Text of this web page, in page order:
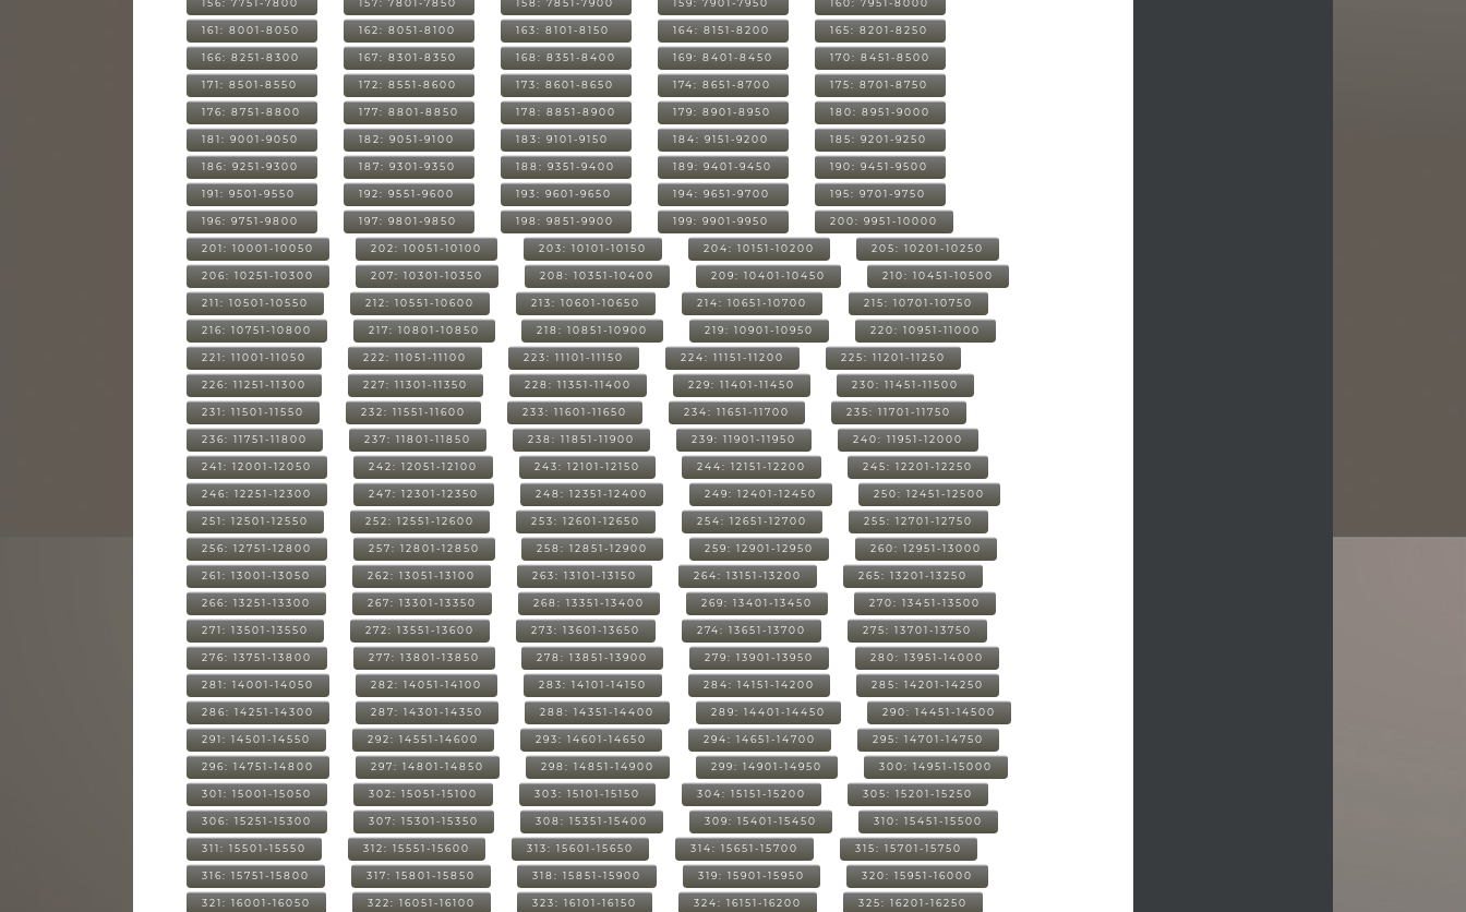
156: 7751-7800 157: 7801-7850 158: 7851-7900 159: 7901-7950 160: 7951-8000
161: 8001-8050 162: 8051-8100 163: 8101-8150 164: 8151-8200 165: 8201-8250
166: 8251-8300 167: 8301-8350 168: 8351-8400 169: 8401-8450 170: 8451-8500
171: 8501-8550 172: 8551-8600 173: 8601-8650 174: 8651-8700 175: 8701-8750
176: 8751-8800 177: 8801-8850 178: 8851-8900 179: 8901-8950 180: 8951-9000
181: 9001-9050 182: 9051-9100 183: 9101-9150 184: 9151-9200 185: 9201-9250
186: 9251-9300 187: 9301-9350 188: 9351-9400 189: 9401-9450 190: 9451-9500
191: 9501-9550 192: 9551-9600 193: 9601-9650 194: 9651-9700 195: 9701-9750
196: 9751-9800 197: 9801-9850 198: 9851-9900 199: 9901-9950 200: 9951-10000
201: 10001-10050 202: 10051-10100 203: 10101-10150 204: 10151-10200 205: 10201-10250
206: 10251-10300 207: 10301-10350 208: 10351-10400 209: 10401-10450 210: 10451-10500
211: 10501-10550 212: 10551-10600 213: 10601-10650 214: 10651-10700 215: 10701-10750
216: 10751-10800 217: 10801-10850 218: 10851-10900 219: 10901-10950 220: 10951-11000
221: 11001-11050 222: 11051-11100 223: 11101-11150 224: 11151-11200 225: 11201-11250
226: 11251-11300 227: 11301-11350 228: 11351-11400 229: 11401-11450 230: 11451-11500
231: 11501-11550 232: 11551-11600 233: 11601-11650 234: 11651-11700 235: 11701-11750
236: 11751-11800 237: 11801-11850 238: 11851-11900 239: 11901-11950 240: 11951-12000
241: 12001-12050 242: 12051-12100 243: 12101-12150 244: 12151-12200 245: 12201-12250
246: 12251-12300 247: 12301-12350 248: 12351-12400 249: 12401-12450 250: 12451-12500
251: 12501-12550 252: 12551-12600 253: 12601-12650 254: 12651-12700 255: 12701-12750
256: 12751-12800 257: 12801-12850 258: 12851-12900 259: 12901-12950 260: 12951-13000
261: 13001-13050 262: 13051-13100 263: 13101-13150 264: 13151-13200 265: 13201-13250
266: 13251-13300 267: 13301-13350 268: 13351-13400 269: 13401-13450 270: 13451-13500
271: 13501-13550 272: 13551-13600 273: 13601-13650 274: 13651-13700 275: 13701-13750
276: 13751-13800 277: 13801-13850 278: 13851-13900 279: 13901-13950 280: 13951-14000
281: 14001-14050 282: 14051-14100 283: 14101-14150 284: 14151-14200 285: 14201-14250
286: 14251-14300 287: 14301-14350 288: 14351-14400 289: 14401-14450 290: 14451-14500
291: 14501-14550 292: 14551-14600 293: 14601-14650 294: 14651-14700 295: 14701-14750
296: 14751-14800 297: 14801-14850 298: 14851-14900 299: 14901-14950 300: 14951-15000
301: 15001-15050 302: 15051-15100 303: 15101-15150 304: 15151-15200 305: 15201-15250
306: 15251-15300 307: 15301-15350 308: 15351-15400 309: 15401-15450 310: 15451-15500
311: 15501-15550 312: 15551-15600 313: 15601-15650 314: 15651-15700 315: 15701-15750
316: 15751-15800 317: 15801-15850 318: 15851-15900 319: 15901-15950 320: 15951-16000
321: 16001-16050 322: 16051-16100 323: 16101-16150 324: 16151-16200 325: 16201-16250